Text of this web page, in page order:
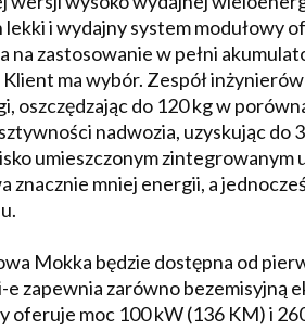
i wydajny system modułowy
na zastosowanie w pełni
ma wybór. Zespół
oszczędzając do 120 kg w
nadwozia, uzyskując do
umieszczonym zintegrowanym
znacznie mniej energii, a
Mokka będzie dostępna od
zapewnia zarówno bezemisyjną
oferuje moc 100 kW (136 KM) i